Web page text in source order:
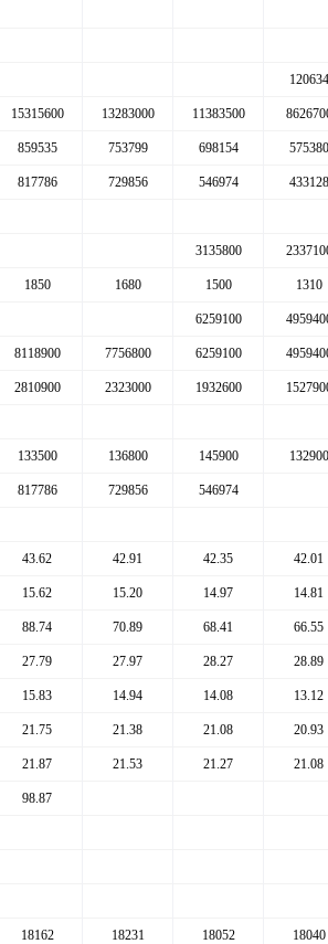
120634
15315600 13283000 11383500
859535 753799 698154 575380
817786 729856 546974 433128
3135800
1850 1680 1500 1310
6259100
8118900 7756800 6259100
2810900 2323000 1932600
133500 136800 145900 132900
817786 729856 546974
43.62 42.91 42.35 42.01
15.62 15.20 14.97 14.81
88.74 70.89 68.41 66.55
27.79 27.97 28.27 28.89
15.83 14.94 14.08 13.12
21.75 21.38 21.08 20.93
21.87 21.53 21.27 21.08
98.87
18162 18231 18052 18040